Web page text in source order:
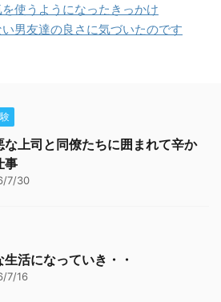
使うようになったきっかけ
男友達の良さに気づいたのです
な上司と同僚たちに囲まれて辛か
事
7/30
生活になっていき・・
7/16